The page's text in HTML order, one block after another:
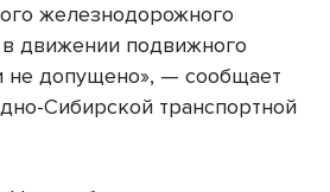
железнодорожного
движении подвижного
не допущено», — сообщает
Сибирской транспортной